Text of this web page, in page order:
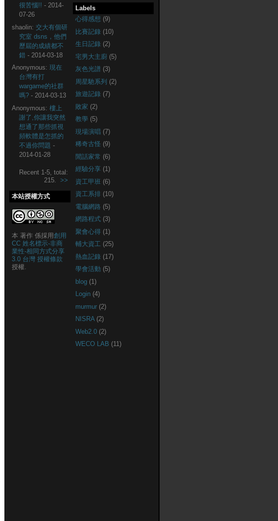
Labels
心得感想 (9)
比賽記錄 (10)
生日記錄 (2)
宅男大主廚 (5)
灰色光譜 (3)
周星馳系列 (2)
旅遊記錄 (7)
敗家 (2)
教學 (5)
現場演唱 (7)
稀奇古怪 (9)
閒話家常 (6)
經驗分享 (1)
資工甲班 (6)
資工系排 (10)
電腦網路 (5)
網路程式 (3)
聚會心得 (1)
輔大資工 (25)
熱血記錄 (17)
學會活動 (5)
blog (1)
Login (4)
murmur (2)
NISRA (2)
Web2.0 (2)
WECO LAB (11)
很苦惱!! - 2014-
07-26
shaolin: 交大有個研
究室 dsns，他們
歷屆的成績都不
錯- 2014-03-18
Anonymous: 現在
台灣有打
wargame的社群
嗎?- 2014-03-13
Anonymous: 樓上
謝了,你讓我突然
想通了那些抓視
頻軟體是怎抓的
不過你問題 -
2014-01-28
Recent 1-5, total:
215. >>
本站授權方式
本 著作 係採用創用
CC 姓名標示-非商
業性-相同方式分享
3.0 台灣 授權條款
授權.